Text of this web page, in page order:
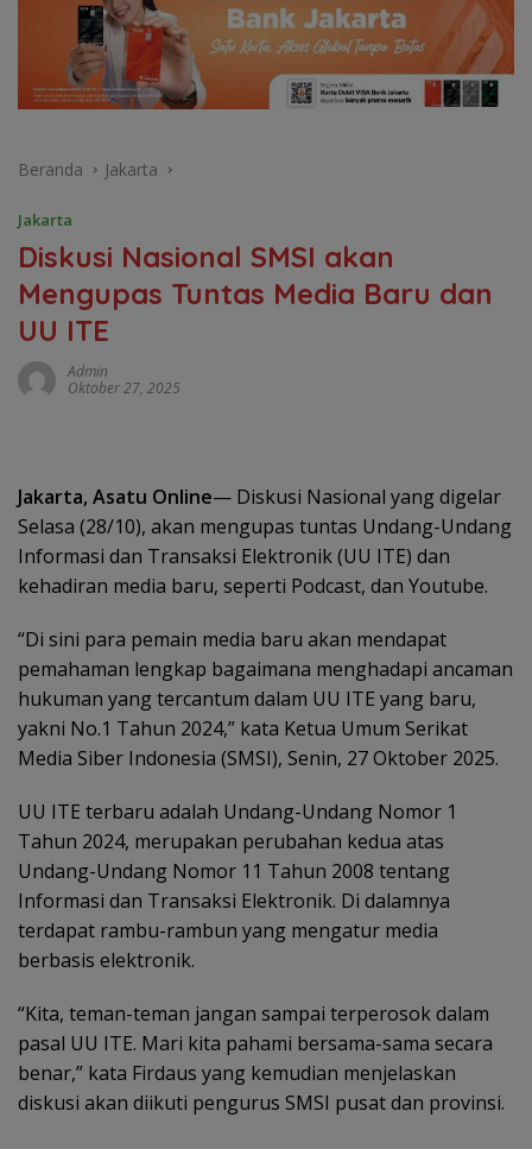
Beranda Jakarta
Jakarta
Diskusi Nasional SMSI akan
Mengupas Tuntas Media Baru dan
UU ITE
Admin
Oktober 27, 2025
Jakarta, Asatu Online— Diskusi Nasional yang digelar
Selasa (28/10), akan mengupas tuntas Undang-Undang
Informasi dan Transaksi Elektronik (UU ITE) dan
kehadiran media baru, seperti Podcast, dan Youtube.
“Di sini para pemain media baru akan mendapat
pemahaman lengkap bagaimana menghadapi ancaman
hukuman yang tercantum dalam UU ITE yang baru,
yakni No.1 Tahun 2024,” kata Ketua Umum Serikat
Media Siber Indonesia (SMSI), Senin, 27 Oktober 2025.
UU ITE terbaru adalah Undang-Undang Nomor 1
Tahun 2024, merupakan perubahan kedua atas
Undang-Undang Nomor 11 Tahun 2008 tentang
Informasi dan Transaksi Elektronik. Di dalamnya
terdapat rambu-rambun yang mengatur media
berbasis elektronik.
“Kita, teman-teman jangan sampai terperosok dalam
pasal UU ITE. Mari kita pahami bersama-sama secara
benar,” kata Firdaus yang kemudian menjelaskan
diskusi akan diikuti pengurus SMSI pusat dan provinsi.